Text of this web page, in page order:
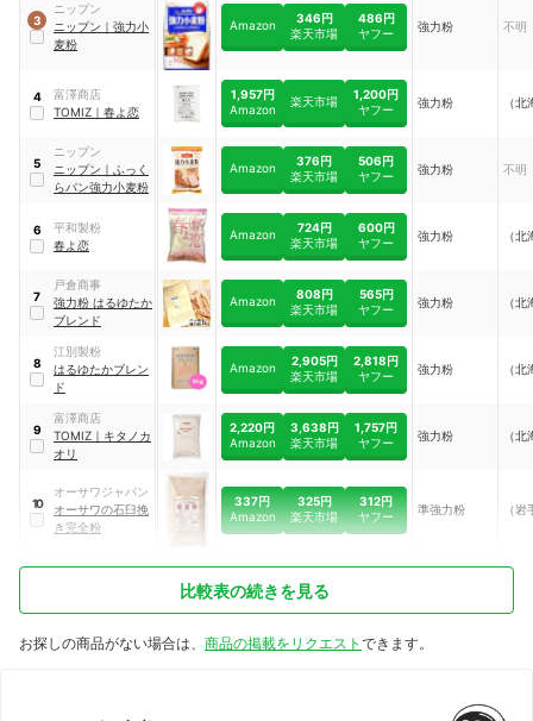
3
ニップン
ニップン ｜ 強力小
麦粉
Amazon
346円
楽天市場
486円
ヤフー
強力粉 不明
4
富澤商店
TOMIZ ｜ 春よ恋
1,957円
Amazon
楽天市場
1,200円
ヤフー
強力粉 （
5
ニップン
ニップン ｜ ふっく
らパン強力小麦粉
Amazon
376円
楽天市場
506円
ヤフー
強力粉 不明
6
平和製粉
春よ恋
Amazon
724円
楽天市場
600円
ヤフー
強力粉 （
7
戸倉商事
強力粉 はるゆたか
ブレンド
Amazon
808円
楽天市場
565円
ヤフー
強力粉 （
8
江別製粉
はるゆたかブレン
ド
Amazon
2,905円
楽天市場
2,818円
ヤフー
強力粉 （
9
富澤商店
TOMIZ ｜ キタノカ
オリ
2,220円
Amazon
3,638円
楽天市場
1,757円
ヤフー
強力粉 （
10
オーサワジャパン
オーサワの石臼挽
き完全粉
337円
Amazon
325円
楽天市場
312円
ヤフー
準強力粉 （
比較表の続きを見る
お探しの商品がない場合は、 商品の掲載をリクエスト できます。